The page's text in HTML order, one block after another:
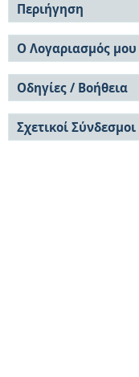
Περιήγηση
Σε όλο το DSpace
Κοινότητες &
Ανά Ημερομηνία
Έκδοσης
Συγγραφείς
Τίτλοι
Θέματα
Ο Λογαριασμός μου
Σύνδεση
Εγγραφή
Οδηγίες / Βοήθεια
Οδηγίες Υποβολής
Οδηγίες Χρήσης ΙΑ
Συχνές Ερωτήσεις
Σχετικοί Σύνδεσμοι